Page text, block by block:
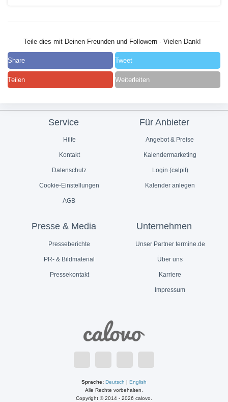
Teile dies mit Deinen Freunden und Followern - Vielen Dank!
Share Tweet
Teilen Weiterleiten
Service
Hilfe
Kontakt
Datenschutz
Cookie-Einstellungen
AGB
Für Anbieter
Angebot & Preise
Kalendermarketing
Login (calpit)
Kalender anlegen
Presse & Media
Presseberichte
PR- & Bildmaterial
Pressekontakt
Unternehmen
Unser Partner termine.de
Über uns
Karriere
Impressum
Sprache: Deutsch | English
Alle Rechte vorbehalten.
Copyright © 2014 - 2026 calovo.